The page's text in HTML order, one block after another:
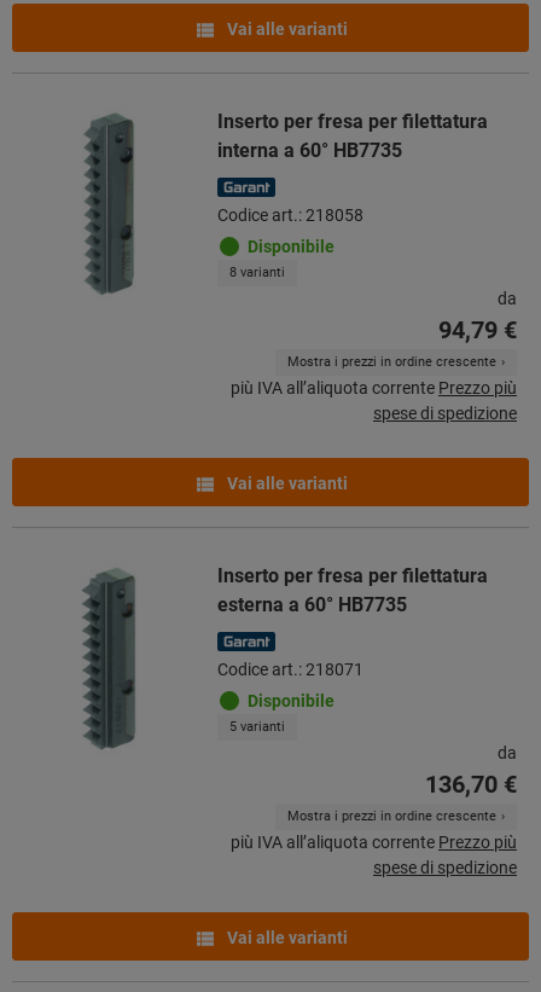
Vai alle varianti
Inserto per fresa per filettatura
interna a 60° HB7735
Codice art.: 218058
Disponibile
8 varianti
da
94,79 €
Mostra i prezzi in ordine crescente
più IVA all’aliquota corrente Prezzo più
spese di spedizione
Vai alle varianti
Inserto per fresa per filettatura
esterna a 60° HB7735
Codice art.: 218071
Disponibile
5 varianti
da
136,70 €
Mostra i prezzi in ordine crescente
più IVA all’aliquota corrente Prezzo più
spese di spedizione
Vai alle varianti